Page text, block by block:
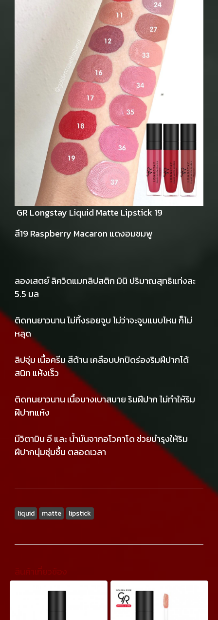
GR Longstay Liquid Matte Lipstick 19
สี19 Raspberry Macaron แดงอมชมพู
ลองเสตย์ ลิควิดแมทลิปสติก มินิ ปริมาณสุทธิแท่งละ
5.5 มล
ติดทนยาวนาน ไม่ทิ้งรอยจูบ ไม่ว่าจะจูบแบบไหน ก็ไม่
หลุด
ลิปจุ่ม เนื้อครีม สีด้าน เคลือบปกปิดร่องริมฝีปากได้
สนิท แห้งเร็ว
ติดทนยาวนาน เนื้อบางเบาสบาย ริมฝีปาก ไม่ทำให้ริม
ฝีปากแห้ง
มีวิตามิน อี และ น้ำมันจากอโวคาโด ช่วยบำรุงให้ริม
ฝีปากนุ่มชุ่มชื้น ตลอดเวลา
liquid matte lipstick
สินค้าเกี่ยวข้อง